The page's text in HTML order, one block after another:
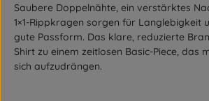
Saubere Doppelnähte, ein verstärktes
1×1-Rippkragen sorgen für Langlebigkeit
gute Passform. Das klare, reduzierte
Shirt zu einem zeitlosen Basic-Piece, das
sich aufzudrängen.